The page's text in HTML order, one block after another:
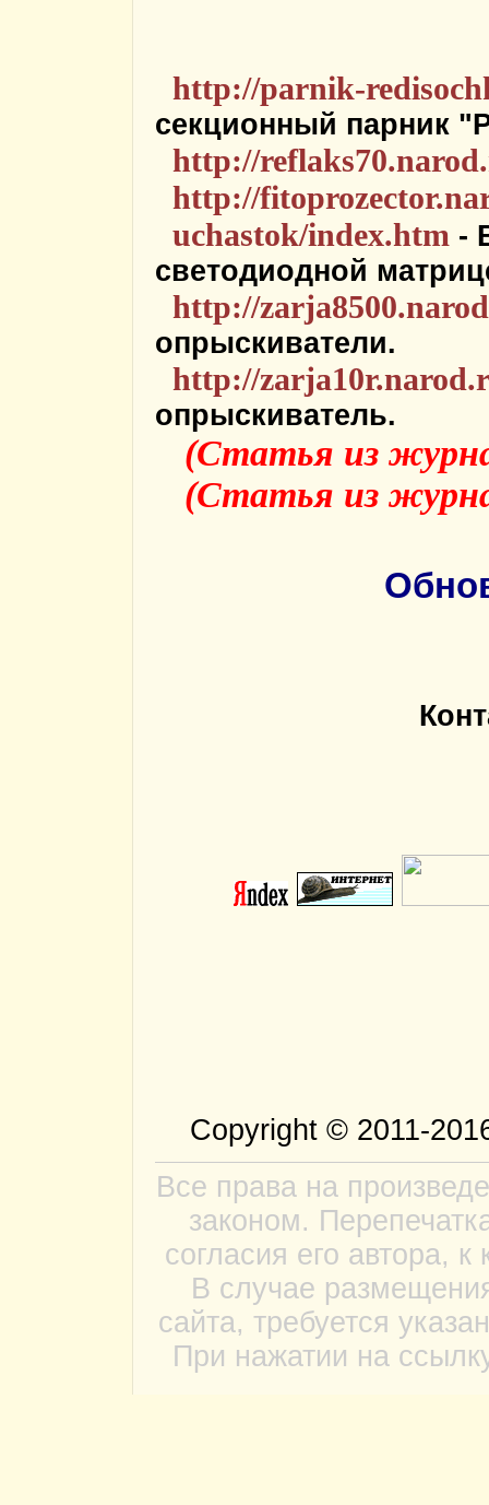
http://parnik-
секционный парник
http://
http://
uchastok/index.htm -
светодиодной
http://
опрыскиватели.
http://
опрыскиватель.
(Статья из
(Статья из
Copyright © 2011-
Все права на
законом.
согласия его автора,
В случае
сайта, требуется
При нажатии на